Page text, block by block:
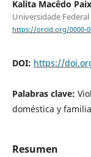
Kalita Macêdo
Universidade
https://orcid.org/0000-
DOI: https://
Palabras clave:
doméstica y
Resumen